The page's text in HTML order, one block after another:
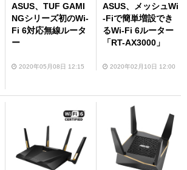
ASUS、TUF GAMI
NGシリーズ初のWi-
Fi 6対応無線ルータ
ー
2020年05月08日 12:15
ASUS、メッシュWi
-Fiで簡単増設でき
るWi-Fi 6ルーター
「RT-AX3000」
2020年02月10日 12:00